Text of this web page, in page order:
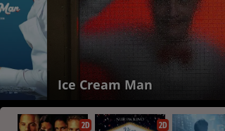
Ice Cream Man
2D 2D